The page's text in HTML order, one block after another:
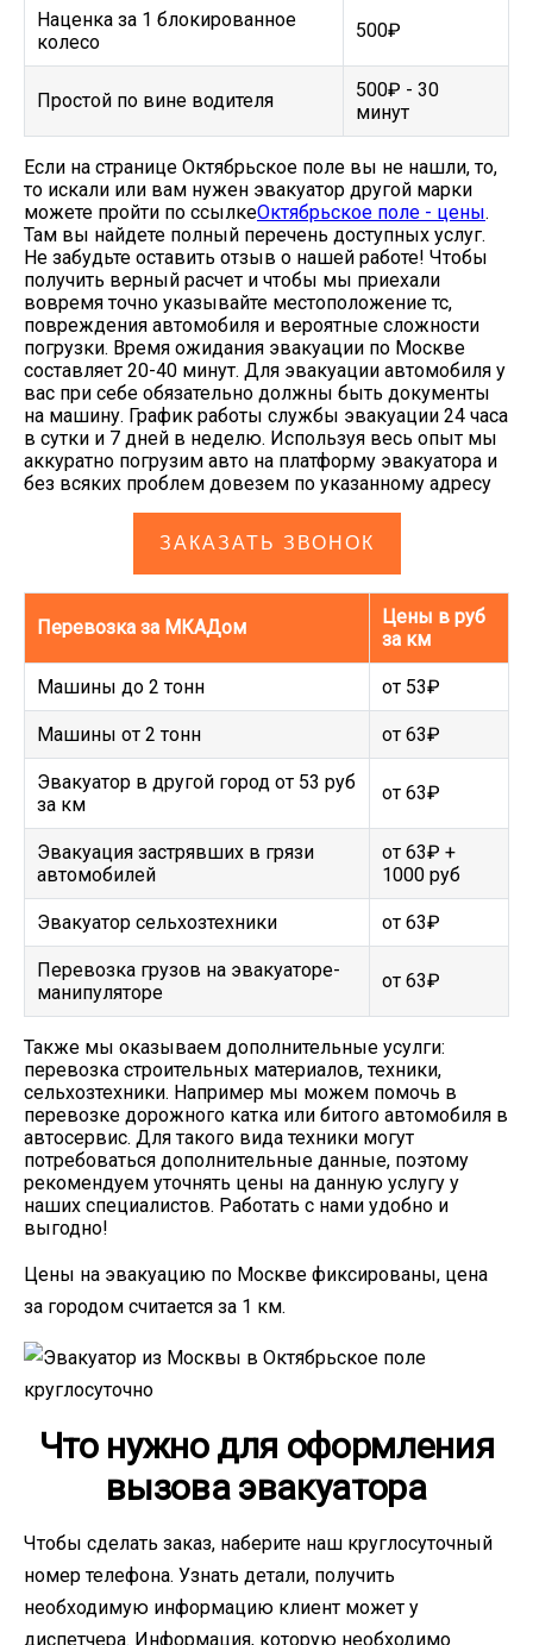
Наценка за 1 блокированное
колесо
500₽
Простой по вине водителя
500₽ - 30
минут
Если на странице Октябрьское поле вы не нашли, то,
то искали или вам нужен эвакуатор другой марки
можете пройти по ссылкеОктябрьское поле - цены.
Там вы найдете полный перечень доступных услуг.
Не забудьте оставить отзыв о нашей работе! Чтобы
получить верный расчет и чтобы мы приехали
вовремя точно указывайте местоположение тс,
повреждения автомобиля и вероятные сложности
погрузки. Время ожидания эвакуации по Москве
составляет 20-40 минут. Для эвакуации автомобиля у
вас при себе обязательно должны быть документы
на машину. График работы службы эвакуации 24 часа
в сутки и 7 дней в неделю. Используя весь опыт мы
аккуратно погрузим авто на платформу эвакуатора и
без всяких проблем довезем по указанному адресу
ЗАКАЗАТЬ ЗВОНОК
Перевозка за МКАДом
Цены в руб
за км
Машины до 2 тонн от 53₽
Машины от 2 тонн от 63₽
Эвакуатор в другой город от 53 руб
за км
от 63₽
Эвакуация застрявших в грязи
автомобилей
от 63₽ +
1000 руб
Эвакуатор сельхозтехники от 63₽
Перевозка грузов на эвакуаторе-
манипуляторе
от 63₽
Также мы оказываем дополнительные усулги:
перевозка строительных материалов, техники,
сельхозтехники. Например мы можем помочь в
перевозке дорожного катка или битого автомобиля в
автосервис. Для такого вида техники могут
потребоваться дополнительные данные, поэтому
рекомендуем уточнять цены на данную услугу у
наших специалистов. Работать с нами удобно и
выгодно!
Цены на эвакуацию по Москве фиксированы, цена
за городом считается за 1 км.
Что нужно для оформления
вызова эвакуатора
Чтобы сделать заказ, наберите наш круглосуточный
номер телефона. Узнать детали, получить
необходимую информацию клиент может у
диспетчера. Информация, которую необходимо